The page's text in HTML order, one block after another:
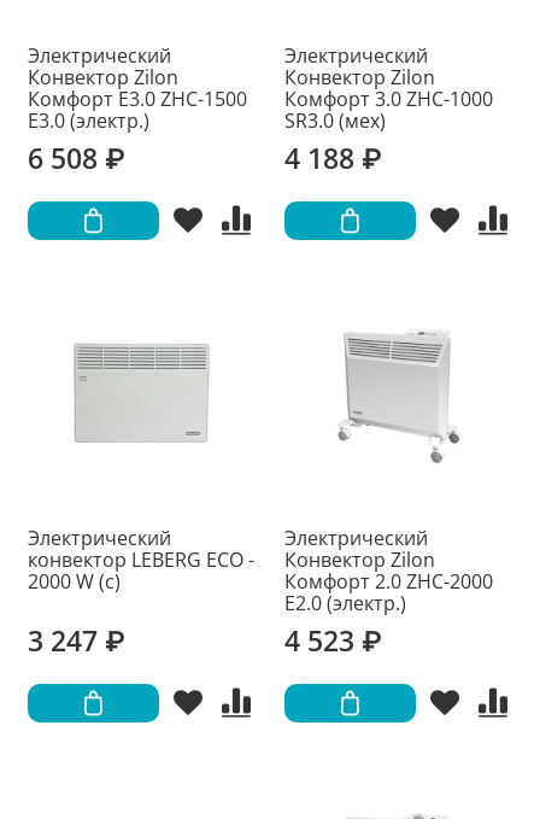
Электрический
Конвектор Zilon
Комфорт E3.0 ZHC-1500
Е3.0 (электр.)
6 508 ₽
Электрический
Конвектор Zilon
Комфорт 3.0 ZHC-1000
SR3.0 (мех)
4 188 ₽
Электрический
конвектор LEBERG ECO -
2000 W (с)
3 247 ₽
Электрический
Конвектор Zilon
Комфорт 2.0 ZHC-2000
Е2.0 (электр.)
4 523 ₽